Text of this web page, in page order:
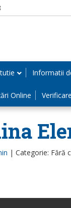
Informatii
Online
| Categorie: Fără